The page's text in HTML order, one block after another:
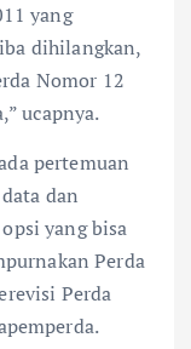
yang
dihilangkan,
Nomor 12
ucapnya.
pertemuan
dan
yang bisa
Perda
Perda